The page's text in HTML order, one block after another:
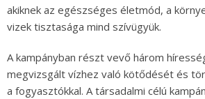
akiknek az egészséges életmód, a
vizek tisztasága mind szívügyük.
A kampányban részt vevő három
megvizsgált vízhez való kötődését és
a fogyasztókkal. A társadalmi célú